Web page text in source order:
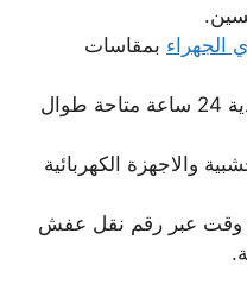
الجهراء بمقاسات
خدمة نقل عفش الخالدية 24 ساعة متاحة طوال
والاجهزة الكهربائية
وقت عبر رقم نقل عفش